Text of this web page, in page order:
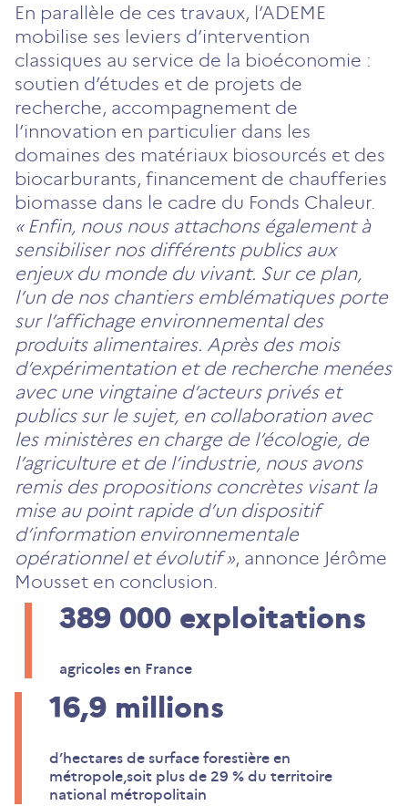
En parallèle de ces travaux, l’ADEME
mobilise ses leviers d’intervention
classiques au service de la bioéconomie :
soutien d’études et de projets de
recherche, accompagnement de
l’innovation en particulier dans les
domaines des matériaux biosourcés et des
biocarburants, financement de chaufferies
biomasse dans le cadre du Fonds Chaleur.
« Enfin, nous nous attachons également à
sensibiliser nos différents publics aux
enjeux du monde du vivant. Sur ce plan,
l’un de nos chantiers emblématiques porte
sur l’affichage environnemental des
produits alimentaires. Après des mois
d’expérimentation et de recherche menées
avec une vingtaine d’acteurs privés et
publics sur le sujet, en collaboration avec
les ministères en charge de l’écologie, de
l’agriculture et de l’industrie, nous avons
remis des propositions concrètes visant la
mise au point rapide d’un dispositif
d’information environnementale
opérationnel et évolutif », annonce Jérôme
Mousset en conclusion.
389 000 exploitations
agricoles en France
16,9 millions
d’hectares de surface forestière en
métropole,soit plus de 29 % du territoire
national métropolitain